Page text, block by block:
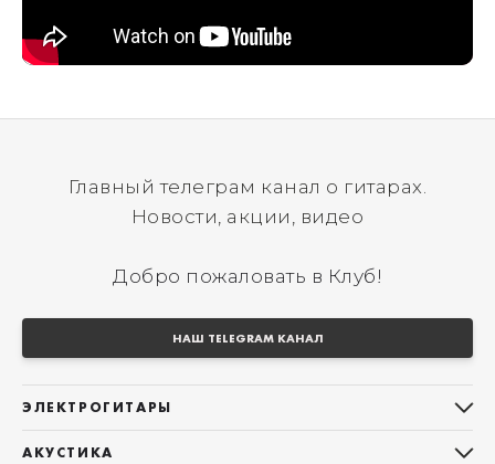
Главный телеграм канал о гитарах.
Новости, акции, видео
Добро пожаловать в Клуб!
НАШ TELEGRAM КАНАЛ
ЭЛЕКТРОГИТАРЫ
АКУСТИКА